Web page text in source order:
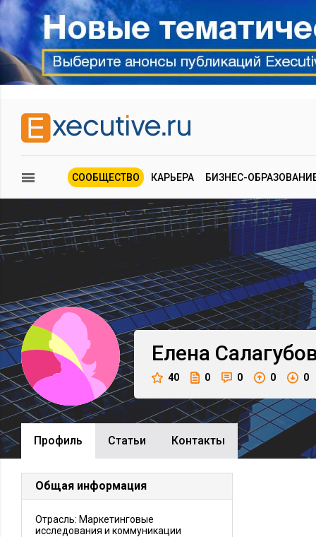
СООБЩЕСТВО КАРЬЕРА БИЗНЕС-
Елена
40 0 0 0 0
Профиль Cтатьи Контакты
Общая информация
Отрасль: Маркетинговые
исследования и коммуникации